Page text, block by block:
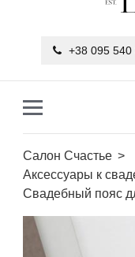
+38 095 540
Салон Счастье
Аксессуары к
Свадебный пояс